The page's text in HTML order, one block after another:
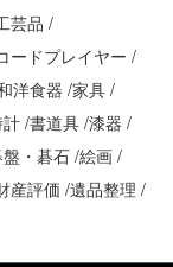
芸品
ードプレイヤー
洋食器 家具
書道具 漆器
盤・碁石 絵画
産評価 遺品整理
ください